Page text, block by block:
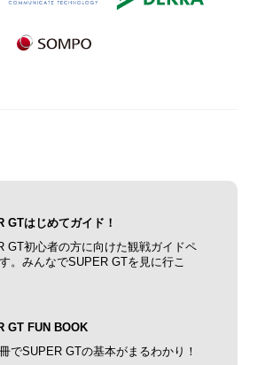
GTはじめてガイド！
GT初心者の方に向けた観戦ガイドペ
。みんなでSUPER GTを見に行こ
GT FUN BOOK
でSUPER GTの基本がまるわかり！